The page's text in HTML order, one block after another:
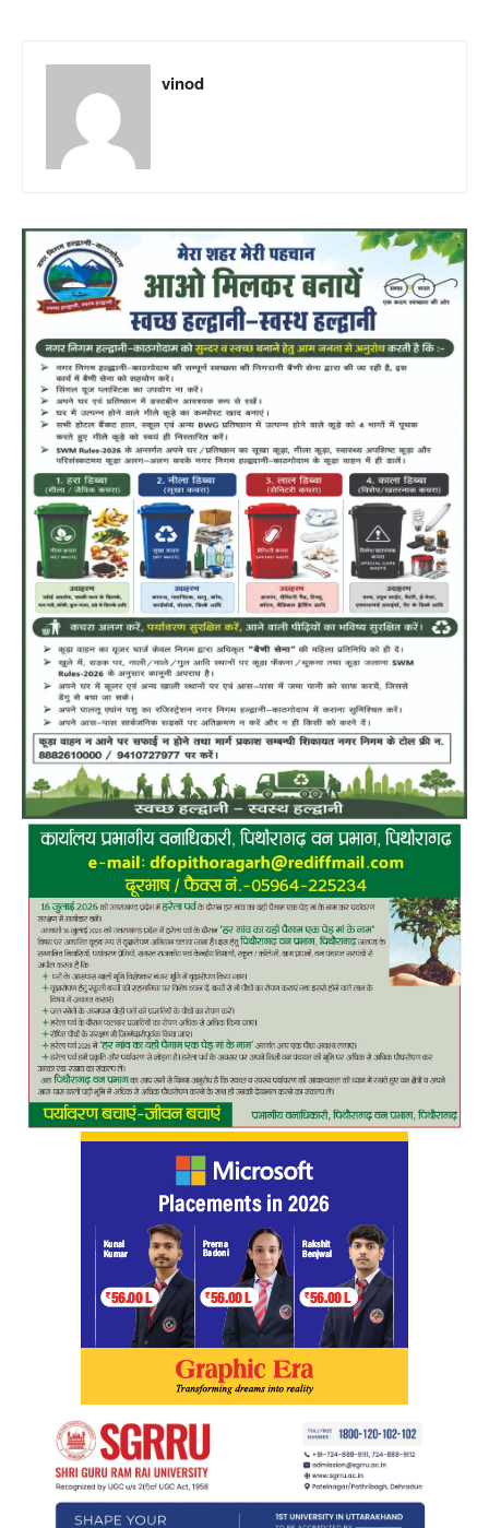
vinod